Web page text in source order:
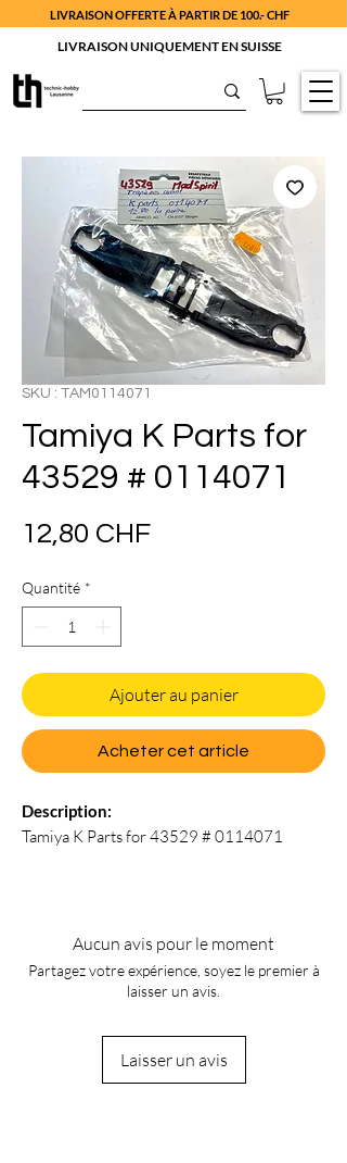
LIVRAISON OFFERTE À PARTIR DE 100.- CHF
LIVRAISON UNIQUEMENT EN SUISSE
SKU : TAM0114071
Tamiya K Parts for
43529 # 0114071
12,80 CHFPrix
Quantité *
Ajouter au panier
Acheter cet article
Description:
Tamiya K Parts for 43529 # 0114071
Aucun avis pour le moment
Partagez votre expérience, soyez le premier à
laisser un avis.
Laisser un avis